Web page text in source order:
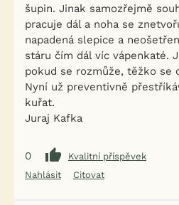
šupin. Jinak samozřejmě
pracuje dál a noha se
napadená slepice a
stáru čím dál víc vápenkaté.
pokud se rozmůže, těžko se
Nyní už preventivně
kuřat.
Juraj Kafka
0
Kvalitní příspěvek
Nahlásit
Citovat